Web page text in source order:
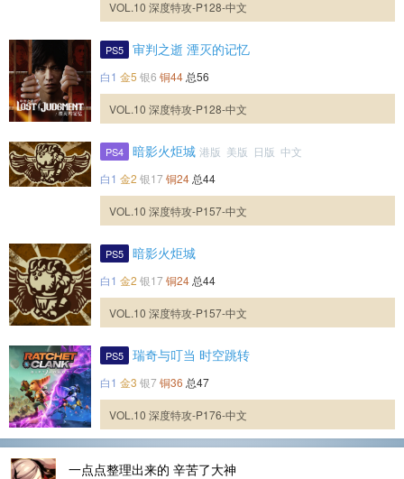
VOL.10 深度特攻-P128-中文
PS5 审判之逝 湮灭的记忆
白1 金5 银6 铜44 总56
VOL.10 深度特攻-P128-中文
PS4 暗影火炬城 港版 美版 日版 中文
白1 金2 银17 铜24 总44
VOL.10 深度特攻-P157-中文
PS5 暗影火炬城
白1 金2 银17 铜24 总44
VOL.10 深度特攻-P157-中文
PS5 瑞奇与叮当 时空跳转
白1 金3 银7 铜36 总47
VOL.10 深度特攻-P176-中文
一点点整理出来的 辛苦了大神